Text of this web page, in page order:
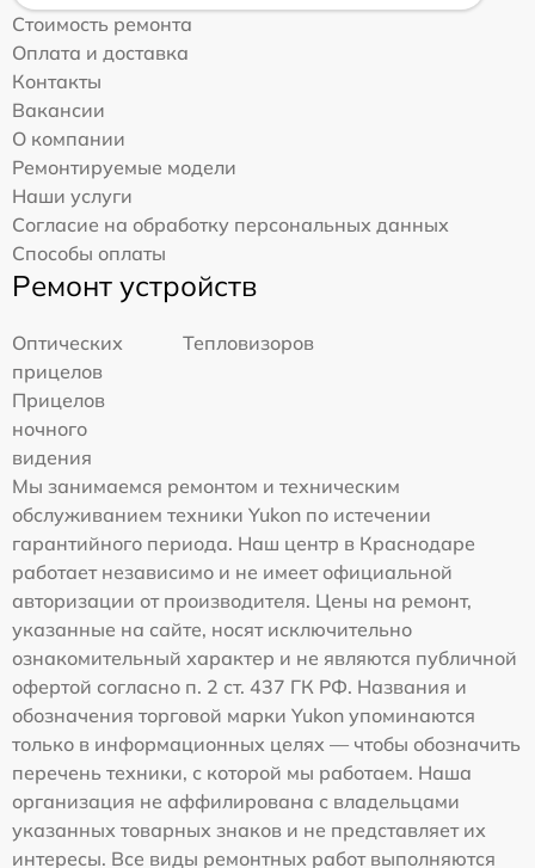
Стоимость ремонта
Оплата и доставка
Контакты
Вакансии
О компании
Ремонтируемые модели
Наши услуги
Согласие на обработку персональных данных
Способы оплаты
Ремонт устройств
Оптических
прицелов
Тепловизоров
Прицелов
ночного
видения
Мы занимаемся ремонтом и техническим
обслуживанием техники Yukon по истечении
гарантийного периода. Наш центр в Краснодаре
работает независимо и не имеет официальной
авторизации от производителя. Цены на ремонт,
указанные на сайте, носят исключительно
ознакомительный характер и не являются публичной
офертой согласно п. 2 ст. 437 ГК РФ. Названия и
обозначения торговой марки Yukon упоминаются
только в информационных целях — чтобы обозначить
перечень техники, с которой мы работаем. Наша
организация не аффилирована с владельцами
указанных товарных знаков и не представляет их
интересы. Все виды ремонтных работ выполняются